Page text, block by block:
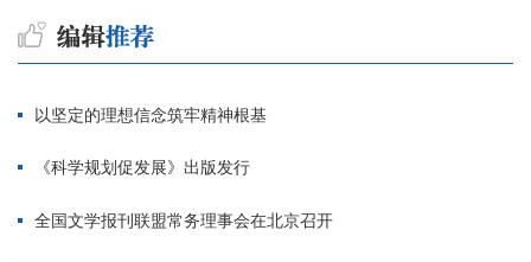
以坚定的理想信念筑牢精神根基
《科学规划促发展》出版发行
全国文学报刊联盟常务理事会在北京召开